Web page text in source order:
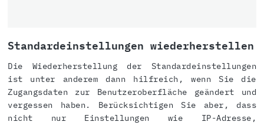
Standardeinstellungen wiederherstellen
Die Wiederherstellung der Standardeinstellungen
ist unter anderem dann hilfreich, wenn Sie die
Zugangsdaten zur Benutzeroberfläche geändert und
vergessen haben. Berücksichtigen Sie aber, dass
nicht nur Einstellungen wie IP-Adresse,